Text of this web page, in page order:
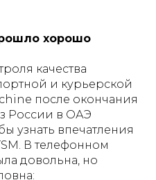
хорошо
качества
и курьерской
после окончания
России в ОАЭ
узнать впечатления
В телефонном
довольна, но